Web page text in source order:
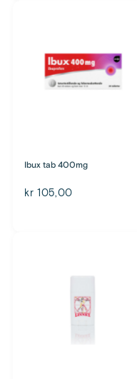
Ibux tab 400mg
kr 105,00